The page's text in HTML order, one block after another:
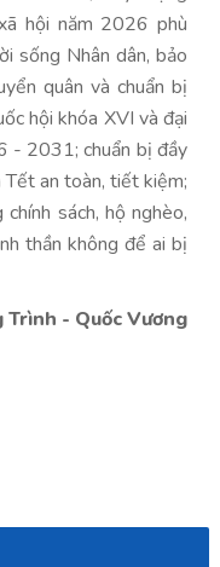
hội năm 2026 phù
sống Nhân dân, bảo
quân và chuẩn bị
hội khóa XVI và đại
- 2031; chuẩn bị đầy
Tết an toàn, tiết kiệm;
sách, hộ nghèo,
thần không để ai bị
Trình - Quốc Vương